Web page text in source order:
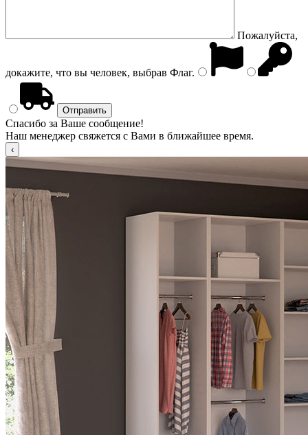
Пожалуйста,
докажите, что вы человек, выбрав Флаг.
Спасибо за Ваше сообщение!
Наш менеджер свяжется с Вами в ближайшее время.